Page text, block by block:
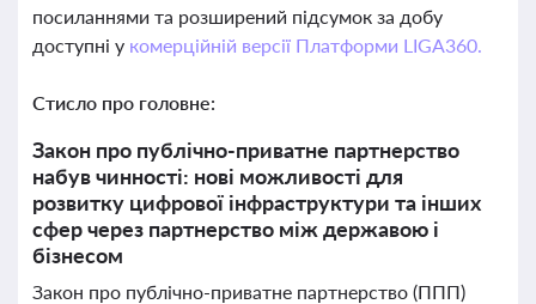
посиланнями та розширений підсумок за добу
доступні у комерційній версії Платформи LIGA360.
Стисло про головне:
Закон про публічно-приватне партнерство
набув чинності: нові можливості для
розвитку цифрової інфраструктури та інших
сфер через партнерство між державою і
бізнесом
Закон про публічно-приватне партнерство (ППП)